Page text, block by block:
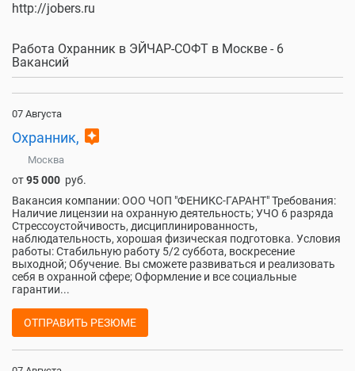
http://jobers.ru
Работа Охранник в ЭЙЧАР-СОФТ в Москве - 6
Вакансий
07 Августа
Охранник, assistant
Москва
от95 000 руб.
Вакансия компании: ООО ЧОП "ФЕНИКС-ГАРАНТ" Требования:
Наличие лицензии на охранную деятельность; УЧО 6 разряда
Стрессоустойчивость, дисциплинированность,
наблюдательность, хорошая физическая подготовка. Условия
работы: Стабильную работу 5/2 суббота, воскресение
выходной; Обучение. Вы сможете развиваться и реализовать
себя в охранной сфере; Оформление и все социальные
гарантии...
ОТПРАВИТЬ РЕЗЮМЕ